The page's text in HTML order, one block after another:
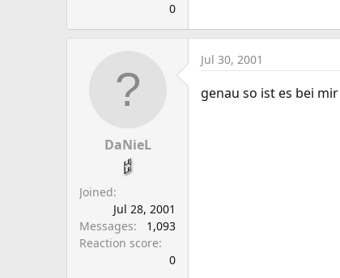
0
DaNieL
Joined
Jul 28, 2001
Messages
1,093
Reaction score
0
Jul 30, 2001
genau so ist es bei mir